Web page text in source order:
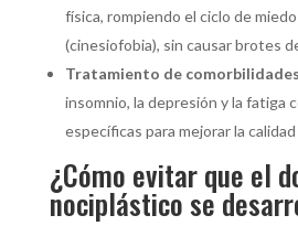
física, rompiendo el ciclo de
(cinesiofobia), sin causar brotes
Tratamiento de
insomnio, la depresión y la fatiga
específicas para mejorar la
¿Cómo evitar que el
nociplástico se